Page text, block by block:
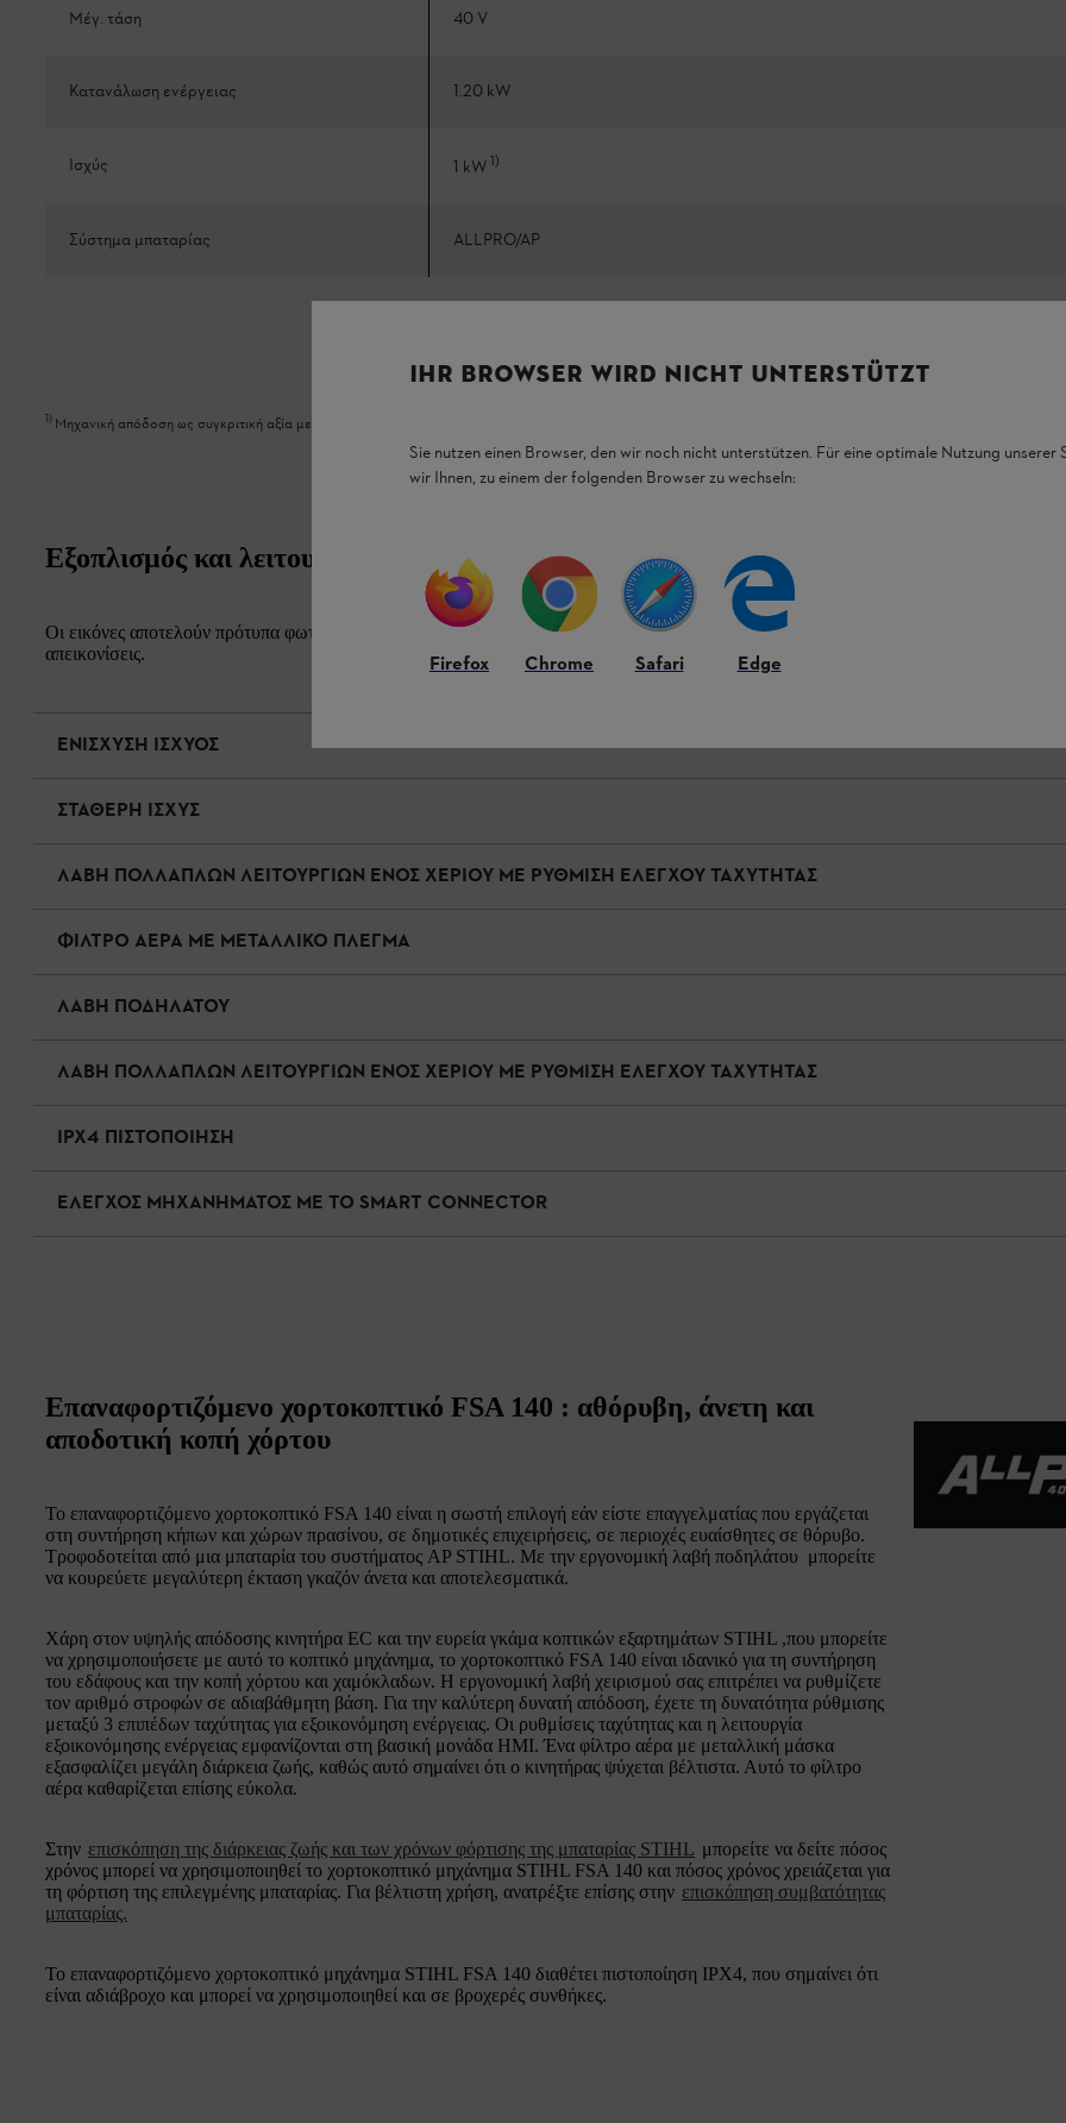
Μέγ. τάση 40 V
Κατανάλωση ενέργειας 1.20 kW
Ισχύς 1 kW1)
Σύστημα μπαταρίας ALLPRO/AP
Προβολή όλων
1) Μηχανική απόδοση ως συγκριτική αξία με τον βενζινοκίνητο εξοπλισμό
Εξοπλισμός και λειτουργία
Οι εικόνες αποτελούν πρότυπα φωτογραφιών. Η εμφάνιση και η ακριβής τοποθέτηση των χαρακτηριστικών εξοπλισμού στο προϊόν
απεικονίσεις.
ΕΝΙΣΧΥΣΗ ΙΣΧΥΟΣ
ΣΤΑΘΕΡΗ ΙΣΧΥΣ
ΛΑΒΗ ΠΟΛΛΑΠΛΩΝ ΛΕΙΤΟΥΡΓΙΩΝ ΕΝΟΣ ΧΕΡΙΟΥ ΜΕ ΡΥΘΜΙΣΗ ΕΛΕΓΧΟΥ ΤΑΧΥΤΗΤΑΣ
ΦΙΛΤΡΟ ΑΕΡΑ ΜΕ ΜΕΤΑΛΛΙΚΟ ΠΛΕΓΜΑ
ΛΑΒΗ ΠΟΔΗΛΑΤΟΥ
ΛΑΒΗ ΠΟΛΛΑΠΛΩΝ ΛΕΙΤΟΥΡΓΙΩΝ ΕΝΟΣ ΧΕΡΙΟΥ ΜΕ ΡΥΘΜΙΣΗ ΕΛΕΓΧΟΥ ΤΑΧΥΤΗΤΑΣ
IPX4 ΠΙΣΤΟΠΟΙΗΣΗ
ΕΛΕΓΧΟΣ ΜΗΧΑΝΗΜΑΤΟΣ ΜΕ ΤΟ SMART CONNECTOR
Επαναφορτιζόμενο χορτοκοπτικό FSA 140 : αθόρυβη, άνετη και
αποδοτική κοπή χόρτου
Το επαναφορτιζόμενο χορτοκοπτικό FSA 140 είναι η σωστή επιλογή εάν είστε επαγγελματίας που εργάζεται
στη συντήρηση κήπων και χώρων πρασίνου, σε δημοτικές επιχειρήσεις, σε περιοχές ευαίσθητες σε θόρυβο.
Τροφοδοτείται από μια μπαταρία του συστήματος AP STIHL. Με την εργονομική λαβή ποδηλάτου μπορείτε
να κουρεύετε μεγαλύτερη έκταση γκαζόν άνετα και αποτελεσματικά.
Χάρη στον υψηλής απόδοσης κινητήρα EC και την ευρεία γκάμα κοπτικών εξαρτημάτων STIHL ,που μπορείτε
να χρησιμοποιήσετε με αυτό το κοπτικό μηχάνημα, το χορτοκοπτικό FSA 140 είναι ιδανικό για τη συντήρηση
του εδάφους και την κοπή χόρτου και χαμόκλαδων. Η εργονομική λαβή χειρισμού σας επιτρέπει να ρυθμίζετε
τον αριθμό στροφών σε αδιαβάθμητη βάση. Για την καλύτερη δυνατή απόδοση, έχετε τη δυνατότητα ρύθμισης
μεταξύ 3 επιπέδων ταχύτητας για εξοικονόμηση ενέργειας. Οι ρυθμίσεις ταχύτητας και η λειτουργία
εξοικονόμησης ενέργειας εμφανίζονται στη βασική μονάδα HMI. Ένα φίλτρο αέρα με μεταλλική μάσκα
εξασφαλίζει μεγάλη διάρκεια ζωής, καθώς αυτό σημαίνει ότι ο κινητήρας ψύχεται βέλτιστα. Αυτό το φίλτρο
αέρα καθαρίζεται επίσης εύκολα.
Στην επισκόπηση της διάρκειας ζωής και των χρόνων φόρτισης της μπαταρίας STIHL μπορείτε να δείτε πόσος
χρόνος μπορεί να χρησιμοποιηθεί το χορτοκοπτικό μηχάνημα STIHL FSA 140 και πόσος χρόνος χρειάζεται για
τη φόρτιση της επιλεγμένης μπαταρίας. Για βέλτιστη χρήση, ανατρέξτε επίσης στην επισκόπηση συμβατότητας
μπαταρίας.
Το επαναφορτιζόμενο χορτοκοπτικό μηχάνημα STIHL FSA 140 διαθέτει πιστοποίηση IPX4, που σημαίνει ότι
είναι αδιάβροχο και μπορεί να χρησιμοποιηθεί και σε βροχερές συνθήκες.
IHR BROWSER WIRD NICHT UNTERSTÜTZT
Sie nutzen einen Browser, den wir noch nicht unterstützen. Für eine optimale Nutzung unserer
wir Ihnen, zu einem der folgenden Browser zu wechseln:
Firefox Chrome Safari Edge